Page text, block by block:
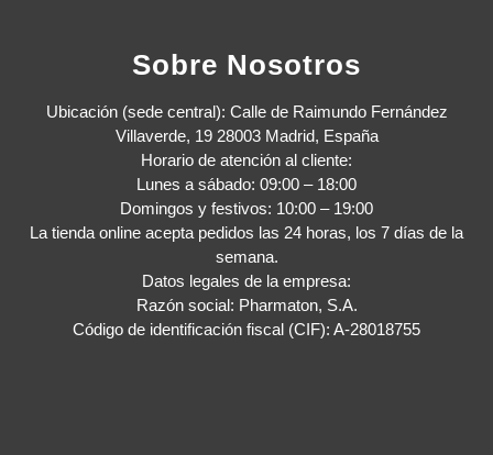
Sobre Nosotros
Ubicación (sede central): Calle de Raimundo Fernández
Villaverde, 19 28003 Madrid, España
Horario de atención al cliente:
Lunes a sábado: 09:00 – 18:00
Domingos y festivos: 10:00 – 19:00
La tienda online acepta pedidos las 24 horas, los 7 días de la
semana.
Datos legales de la empresa:
Razón social: Pharmaton, S.A.
Código de identificación fiscal (CIF): A-28018755